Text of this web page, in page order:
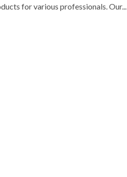
for various professionals. Our...